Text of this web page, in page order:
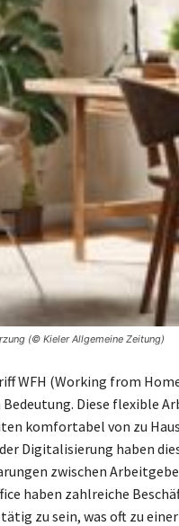
(© Kieler Allgemeine Zeitung)
WFH (Working from
Bedeutung. Diese flexible
komfortabel von zu
Digitalisierung haben
zwischen
haben zahlreiche
zu sein, was oft zu